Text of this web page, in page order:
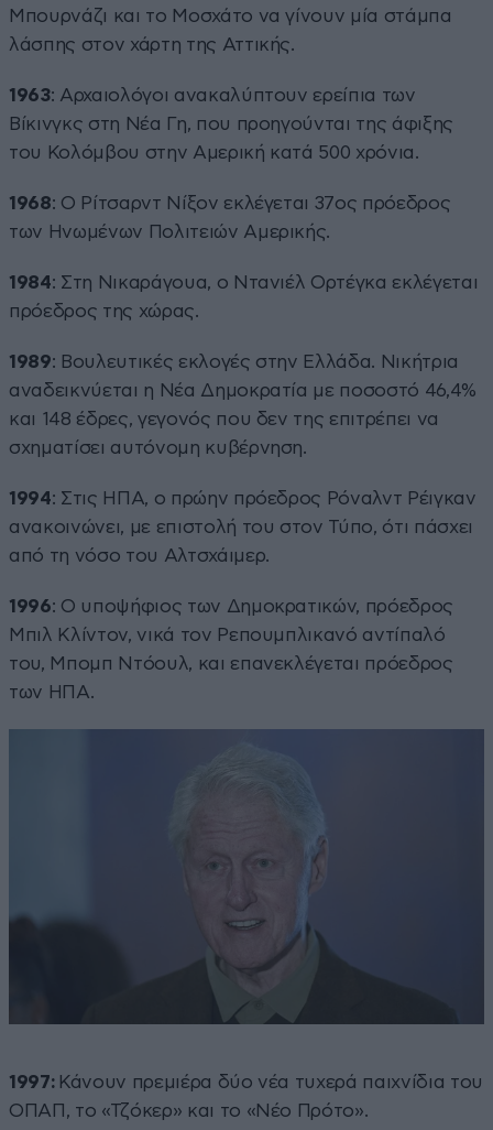
Μπουρνάζι και το Μοσχάτο να γίνουν μία στάμπα
λάσπης στον χάρτη της Αττικής.
1963: Αρχαιολόγοι ανακαλύπτουν ερείπια των
Βίκινγκς στη Νέα Γη, που προηγούνται της άφιξης
του Κολόμβου στην Αμερική κατά 500 χρόνια.
1968: Ο Ρίτσαρντ Νίξον εκλέγεται 37ος πρόεδρος
των Ηνωμένων Πολιτειών Αμερικής.
1984: Στη Νικαράγουα, ο Ντανιέλ Ορτέγκα εκλέγεται
πρόεδρος της χώρας.
1989: Βουλευτικές εκλογές στην Ελλάδα. Νικήτρια
αναδεικνύεται η Νέα Δημοκρατία με ποσοστό 46,4%
και 148 έδρες, γεγονός που δεν της επιτρέπει να
σχηματίσει αυτόνομη κυβέρνηση.
1994: Στις ΗΠΑ, ο πρώην πρόεδρος Ρόναλντ Ρέιγκαν
ανακοινώνει, με επιστολή του στον Τύπο, ότι πάσχει
από τη νόσο του Αλτσχάιμερ.
1996: Ο υποψήφιος των Δημοκρατικών, πρόεδρος
Μπιλ Κλίντον, νικά τον Ρεπουμπλικανό αντίπαλό
του, Μπομπ Ντόουλ, και επανεκλέγεται πρόεδρος
των ΗΠΑ.
1997: Κάνουν πρεμιέρα δύο νέα τυχερά παιχνίδια του
ΟΠΑΠ, το «Τζόκερ» και το «Νέο Πρότο».